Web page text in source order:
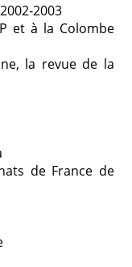
2003
et à la Colombe
la revue de la
de France de